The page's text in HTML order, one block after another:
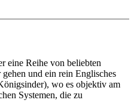
eine Reihe von beliebten
und ein rein Englisches
wo es objektiv am
Systemen, die zu